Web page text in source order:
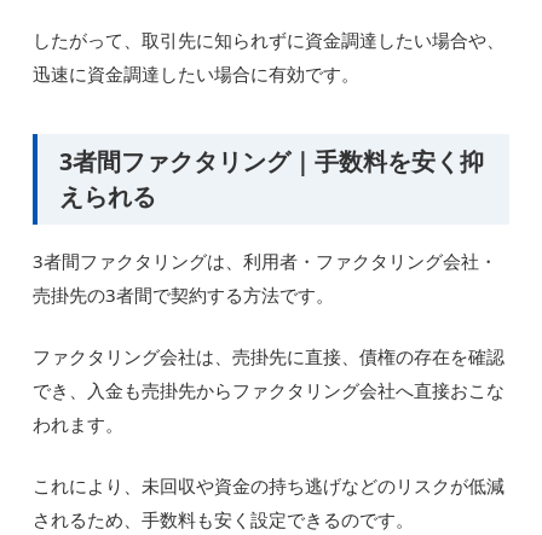
したがって、取引先に知られずに資金調達したい場合や、
迅速に資金調達したい場合に有効です。
3者間ファクタリング｜手数料を安く抑
えられる
3者間ファクタリングは、利用者・ファクタリング会社・
売掛先の3者間で契約する方法です。
ファクタリング会社は、売掛先に直接、債権の存在を確認
でき、入金も売掛先からファクタリング会社へ直接おこな
われます。
これにより、未回収や資金の持ち逃げなどのリスクが低減
されるため、手数料も安く設定できるのです。